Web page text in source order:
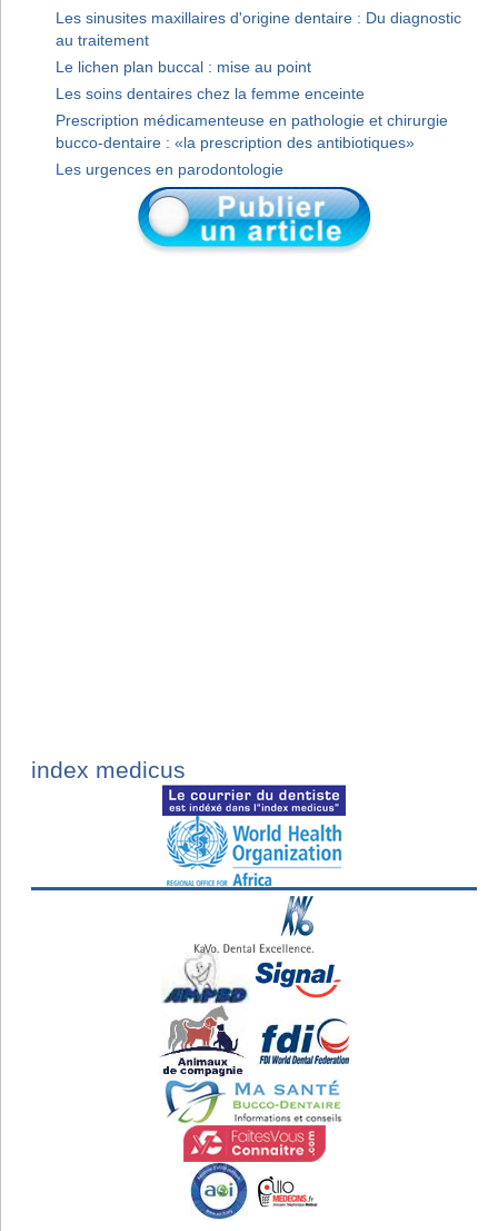
Les sinusites maxillaires d'origine dentaire : Du diagnostic
au traitement
Le lichen plan buccal : mise au point
Les soins dentaires chez la femme enceinte
Prescription médicamenteuse en pathologie et chirurgie
bucco-dentaire : «la prescription des antibiotiques»
Les urgences en parodontologie
index medicus